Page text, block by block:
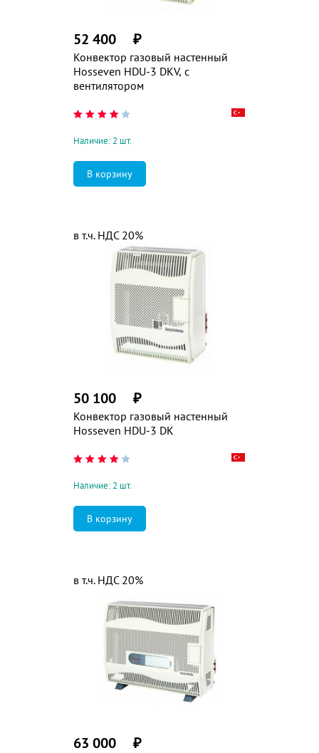
Конвектор газовый настенный
Hosseven HDU-3 DKV, с
вентилятором
52 400 ₽
Наличие: 2 шт.
Конвектор газовый настенный
Hosseven HDU-3 DK
50 100 ₽
в т.ч. НДС 20%
Наличие: 2 шт.
63 000 ₽
в т.ч. НДС 20%